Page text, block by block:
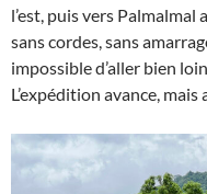
l’est, puis vers Palmalmal
sans cordes, sans
impossible d’aller bien
L’expédition avance,